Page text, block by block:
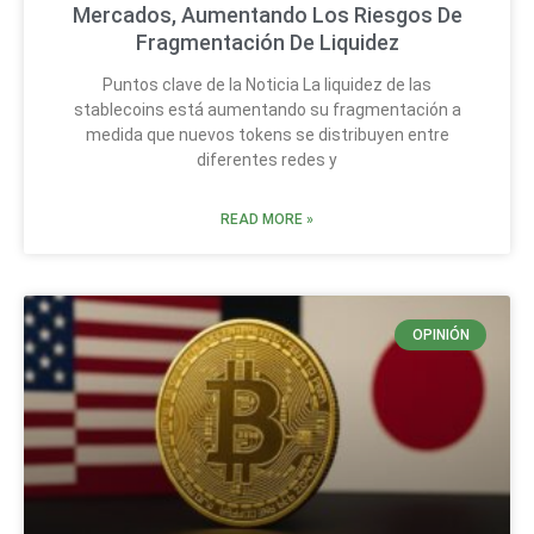
Mercados, Aumentando Los Riesgos De
Fragmentación De Liquidez
Puntos clave de la Noticia La liquidez de las
stablecoins está aumentando su fragmentación a
medida que nuevos tokens se distribuyen entre
diferentes redes y
READ MORE »
OPINIÓN